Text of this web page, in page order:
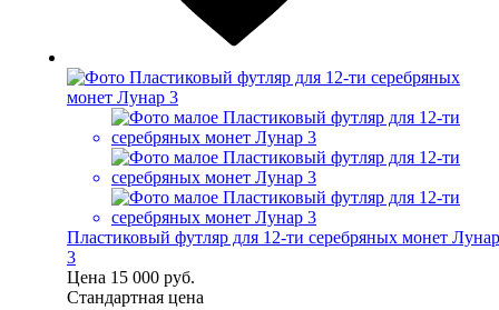
Пластиковый футляр для 12-ти серебряных монет Лунар
3
Цена 15 000 руб.
Стандартная цена